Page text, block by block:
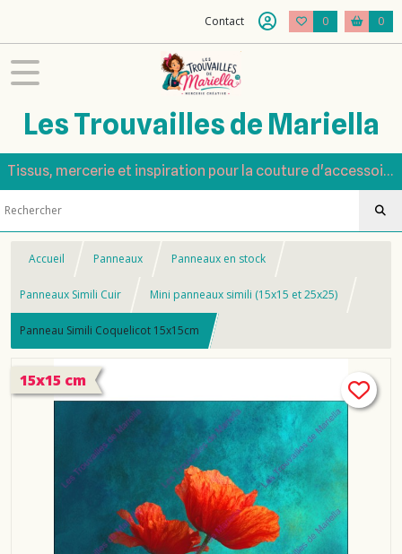
Contact 0 0
Les Trouvailles de Mariella
Tissus, mercerie et inspiration pour la couture d'accessoires
Accueil Panneaux Panneaux en stock
Panneaux Simili Cuir Mini panneaux simili (15x15 et 25x25)
Panneau Simili Coquelicot 15x15cm
15x15 cm